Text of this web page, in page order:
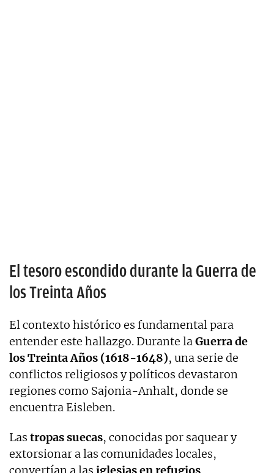
El tesoro escondido durante la Guerra de
los Treinta Años
El contexto histórico es fundamental para
entender este hallazgo. Durante laGuerra de
los Treinta Años (1618-1648), una serie de
conflictos religiosos y políticos devastaron
regiones como Sajonia-Anhalt, donde se
encuentra Eisleben.
Las tropas suecas, conocidas por saquear y
extorsionar a las comunidades locales,